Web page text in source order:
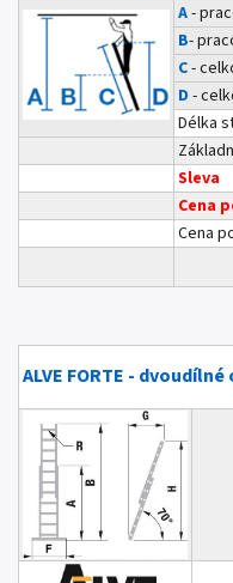
A-
B-
C-
D -
Délka
Sleva
Cena
Cena
ALVE FORTE -